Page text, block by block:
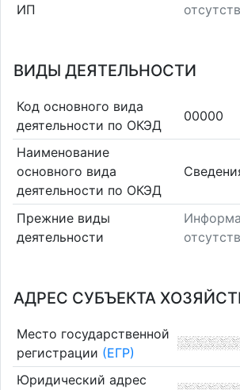
ИП
ВИДЫ ДЕЯТЕЛЬНОСТИ
Код основного вида
деятельности по ОКЭД
00000
Наименование
основного вида
деятельности по ОКЭД
Прежние виды
деятельности
АДРЕС СУБЪЕКТА
Место государственной
регистрации (ЕГР)
Юридический адрес